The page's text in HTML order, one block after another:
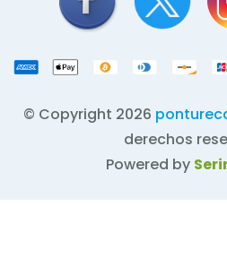
© Copyright 2026
derechos
Powered by